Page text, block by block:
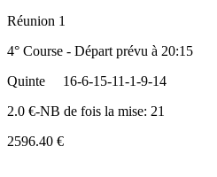
Réunion 1
4° Course - Départ prévu à 20:15
Quinte
16-6-15-11-1-9-14
2.0 €-NB de fois la mise: 21
2596.40 €